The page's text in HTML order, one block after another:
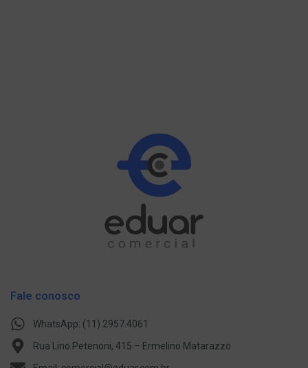
Fale conosco
WhatsApp: (11) 2957.4061
Rua Lino Petenoni, 415 – Ermelino Matarazzo